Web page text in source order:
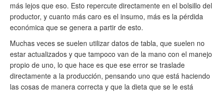
más lejos que eso. Esto repercute directamente en el bolsillo del
productor, y cuanto más caro es el insumo, más es la pérdida
económica que se genera a partir de esto.
Muchas veces se suelen utilizar datos de tabla, que suelen no
estar actualizados y que tampoco van de la mano con el manejo
propio de uno, lo que hace es que ese error se traslade
directamente a la producción, pensando uno que está haciendo
las cosas de manera correcta y que la dieta que se le está